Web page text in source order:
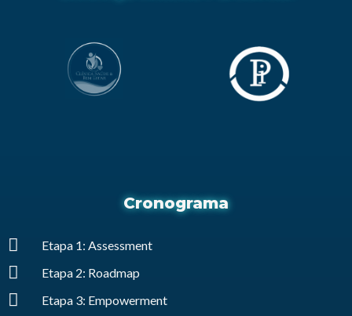
Cronograma
Etapa 1: Assessment
Etapa 2: Roadmap
Etapa 3: Empowerment